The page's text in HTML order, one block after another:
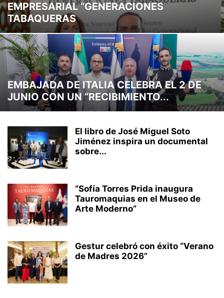
CLIMA LABORAL CULTURA CURIOSIDADES
ECONOMÍA EFEMERIDES EMPRENDIMIENTO ENTRETENIMIENTO
INTERNACIONAL INVERSION MARKETING MEDIO AMBIENTE
MUNDO MUSICA NACIONAL NEGOCIOS OPINIÓN
PROVINCIALES REDES SOCIALES SOCIALES STREAMING
TECNOLOGÍA TRANSITO TU SALUD TURISMO VEHICULOS
VIDEOJUEGOS VIRALES
EMPRESARIAL “GENERACIONES
TABAQUERAS
EMBAJADA DE ITALIA CELEBRA EL 2 DE
JUNIO CON UN “RECIBIMIENTO...
El libro de José Miguel Soto
Jiménez inspira un documental
sobre...
“Sofía Torres Prida inaugura
Tauromaquias en el Museo de
Arte Moderno”
Gestur celebró con éxito “Verano
de Madres 2026”